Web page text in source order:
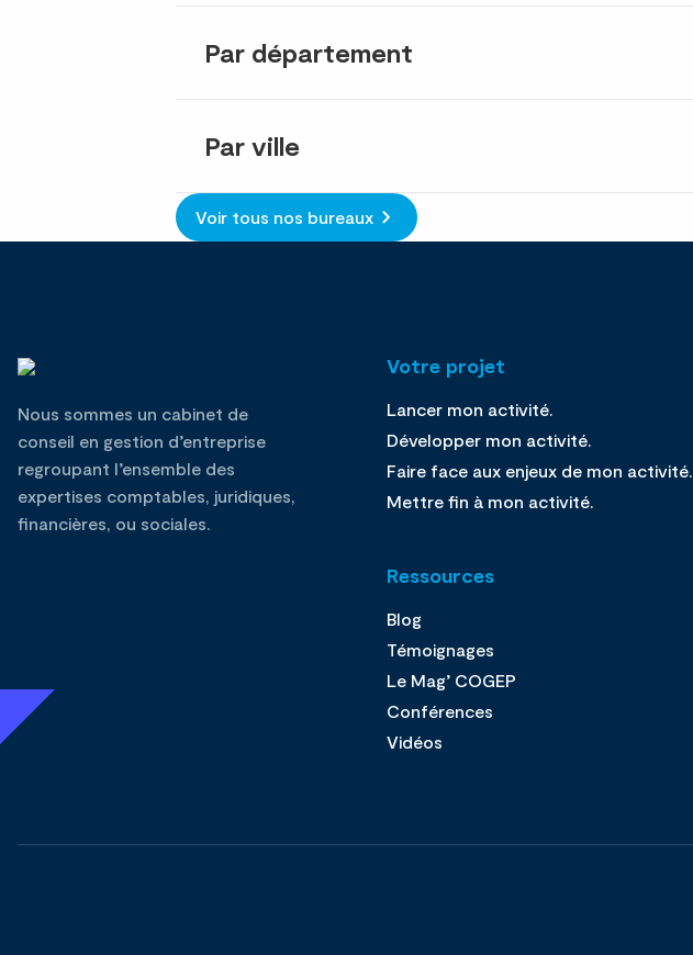
Par département
Par ville
Voir tous nos bureaux
Nous sommes un cabinet de
conseil en gestion d’entreprise
regroupant l’ensemble des
expertises comptables, juridiques,
financières, ou sociales.
Votre projet
Lancer mon activité.
Développer mon activité.
Faire face aux enjeux de mon activité.
Mettre fin à mon activité.
Ressources
Blog
Témoignages
Le Mag’ COGEP
Conférences
Vidéos